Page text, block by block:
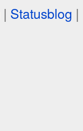
| Statusblog |